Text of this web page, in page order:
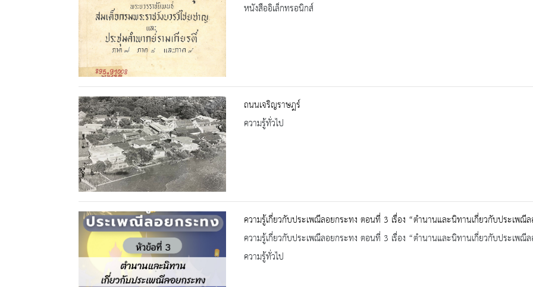
หนังสืออิเล็กทรอนิกส์
ถนนเจริญราษฎร์
ความรู้ทั่วไป
ความรู้เกี่ยวกับประเพณีลอยกระทง ตอนที่ 3 เรื่อง “ตำนานและนิทานเกี่ยวกับประเพณี
ความรู้เกี่ยวกับประเพณีลอยกระทง ตอนที่ 3 เรื่อง “ตำนานและนิทานเกี่ยวกับประเพณี
ความรู้ทั่วไป